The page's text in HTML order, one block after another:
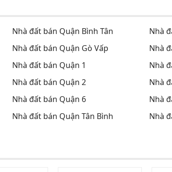
Nhà đất bán Quận Bình Tân Nhà
Nhà đất bán Quận Gò Vấp Nhà
Nhà đất bán Quận 1 Nhà
Nhà đất bán Quận 2 Nhà
Nhà đất bán Quận 6 Nhà
Nhà đất bán Quận Tân Bình Nhà